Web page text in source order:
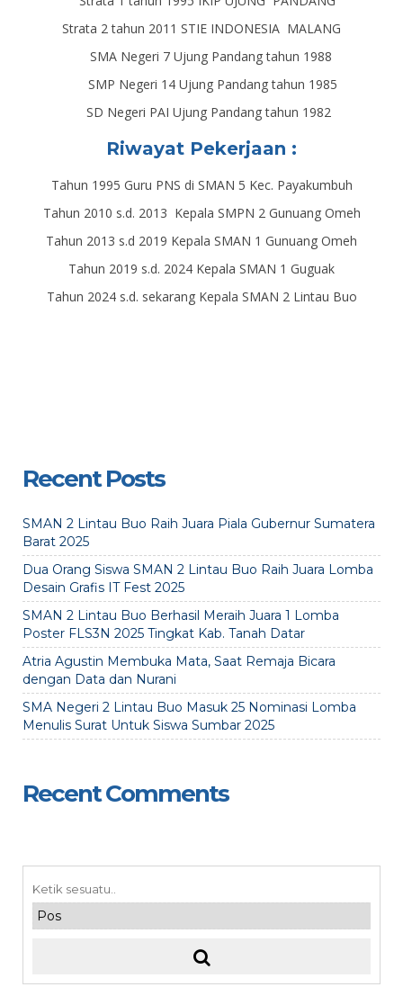
Strata 2 tahun 2011 STIE INDONESIA MALANG
SMA Negeri 7 Ujung Pandang tahun 1988
SMP Negeri 14 Ujung Pandang tahun 1985
SD Negeri PAI Ujung Pandang tahun 1982
Riwayat Pekerjaan :
Tahun 1995 Guru PNS di SMAN 5 Kec. Payakumbuh
Tahun 2010 s.d. 2013 Kepala SMPN 2 Gunuang Omeh
Tahun 2013 s.d 2019 Kepala SMAN 1 Gunuang Omeh
Tahun 2019 s.d. 2024 Kepala SMAN 1 Guguak
Tahun 2024 s.d. sekarang Kepala SMAN 2 Lintau Buo
Recent Posts
SMAN 2 Lintau Buo Raih Juara Piala Gubernur Sumatera
Barat 2025
Dua Orang Siswa SMAN 2 Lintau Buo Raih Juara Lomba
Desain Grafis IT Fest 2025
SMAN 2 Lintau Buo Berhasil Meraih Juara 1 Lomba
Poster FLS3N 2025 Tingkat Kab. Tanah Datar
Atria Agustin Membuka Mata, Saat Remaja Bicara
dengan Data dan Nurani
SMA Negeri 2 Lintau Buo Masuk 25 Nominasi Lomba
Menulis Surat Untuk Siswa Sumbar 2025
Recent Comments